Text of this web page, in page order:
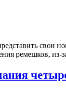
свои
ремешков,